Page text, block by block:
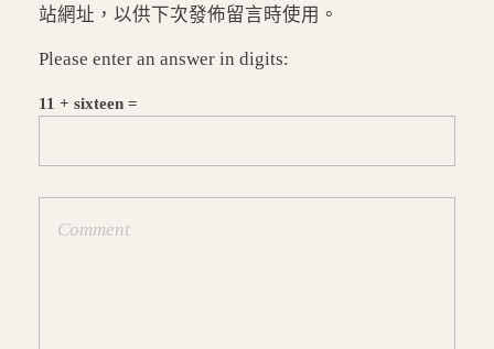
站網址，以供下次發佈留言時使用。
Please enter an answer in digits:
11 + sixteen =